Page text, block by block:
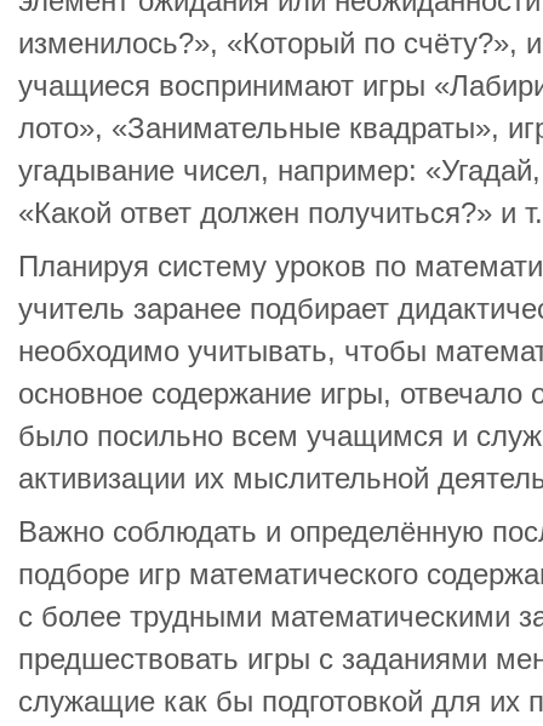
изменилось?», «Который по счёту?»,
учащиеся воспринимают игры
лото», «Занимательные квадраты»,
угадывание чисел, например:
«Какой ответ должен получиться?» и
Планируя систему уроков по
учитель заранее подбирает
необходимо учитывать, чтобы
основное содержание игры,
было посильно всем учащимся и
активизации их мыслительной
Важно соблюдать и определённую
подборе игр математического
с более трудными математическими
предшествовать игры с заданиями
служащие как бы подготовкой для их